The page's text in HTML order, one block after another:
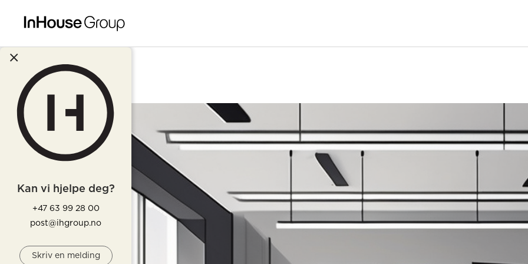
Kan vi hjelpe deg?
+47 63 99 28 00
post@ihgroup.no
Skriv en melding